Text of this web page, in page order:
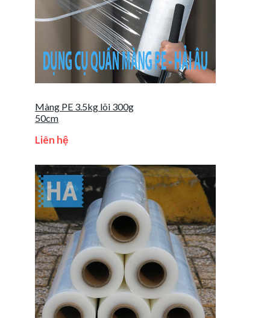
Màng PE 3.5kg lõi 300g
50cm
Liên hệ